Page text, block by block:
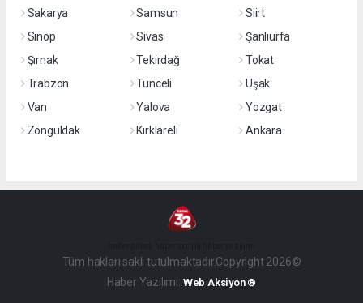
Sakarya
Samsun
Siirt
Sinop
Sivas
Şanlıurfa
Şırnak
Tekirdağ
Tokat
Trabzon
Tunceli
Uşak
Van
Yalova
Yozgat
Zonguldak
Kırklareli Ankara
Tüm hakları saklı tutulmaktadır.Copyright 2026©
Haber Yazılımı: Web Aksiyon ®